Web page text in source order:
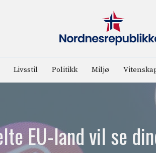
Livsstil Politikk Miljø
EU-land vil se